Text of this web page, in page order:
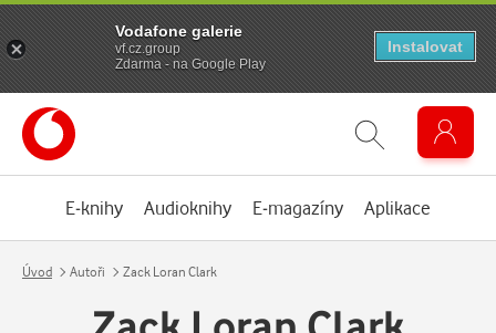
E-knihy Audioknihy E-magazíny Aplikace
Úvod Autoři Zack Loran Clark
Vodafone galerie
vf.cz.group
Zdarma - na Google Play
Instalovat